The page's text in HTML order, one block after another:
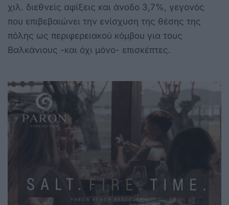
χιλ. διεθνείς αφίξεις και άνοδο 3,7%, γεγονός
που επιβεβαιώνει την ενίσχυση της θέσης της
πόλης ως περιφερειακού κόμβου για τους
Βαλκάνιους -και όχι μόνο- επισκέπτες.